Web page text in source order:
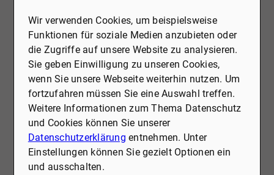
Immobilientourismus durchgeführt
wurde, sind wir aufgrund einer
Empfehlung zu Dr. Oebels + partner
gewechselt. Nach nur drei Wochen
warder richtige Käufer gefunden und
alles lief problemlos und schnell ab.
Wir hätten unsere Nerven geschont,
wenn wir unser Haus gleich von diesen
kompetenten Maklern hätten betreuen
lassen. Kompetent, schnell und
zuverlässig.
Mehr als nur empfehlenswert!“
Wir verwenden Cookies, um beispielsweise
Funktionen für soziale Medien anzubieten oder
die Zugriffe auf unsere Website zu analysieren.
Sie geben Einwilligung zu unseren Cookies,
wenn Sie unsere Webseite weiterhin nutzen. Um
fortzufahren müssen Sie eine Auswahl treffen.
Weitere Informationen zum Thema Datenschutz
und Cookies können Sie unserer
Datenschutzerklärung entnehmen. Unter
Einstellungen können Sie gezielt Optionen ein
und ausschalten.